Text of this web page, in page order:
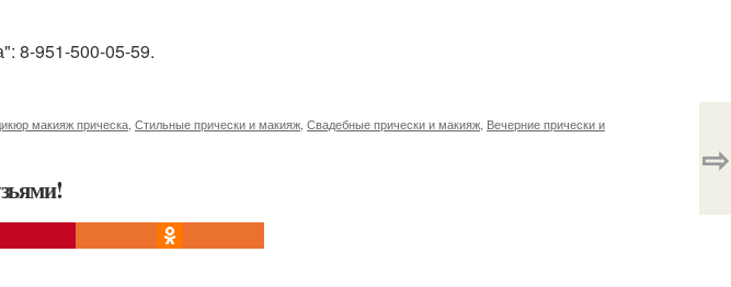
8-951-500-05-59.
макияж прическа Стильные прически и макияж Свадебные прически и макияж Вечерние прически и
⇨